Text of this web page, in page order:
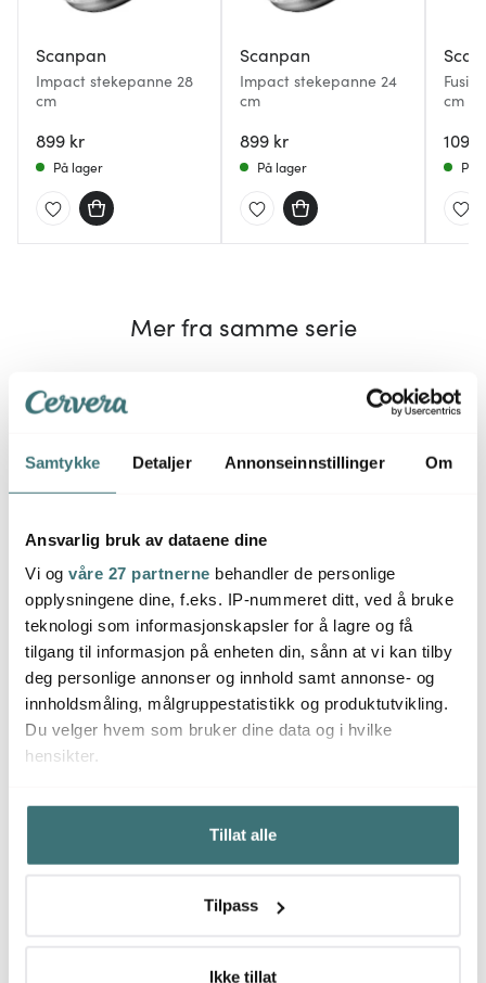
Samtykke Detaljer Annonseinnstillinger Om
Ansvarlig bruk av dataene dine
Vi og våre 27 partnerne behandler de personlige
opplysningene dine, f.eks. IP-nummeret ditt, ved å bruke
teknologi som informasjonskapsler for å lagre og få
tilgang til informasjon på enheten din, sånn at vi kan tilby
deg personlige annonser og innhold samt annonse- og
innholdsmåling, målgruppestatistikk og produktutvikling.
Du velger hvem som bruker dine data og i hvilke
hensikter.
Hvis du gir oss lov, vil vi også gjerne:
Innhente informasjon om den geografiske
beliggenheten din, som kan være nøyaktig innenfor
Identifisere enheten din ved å aktivt skanne den for
kan du lese om hvordan dine personlige
Tillat alle
Tilpass
Ikke tillat
Scanpan
Impact stekepanne 28
cm
899 kr
På lager
Scanpan
Impact stekepanne 24
cm
899 kr
På lager
cm
1099
På
Mer fra samme serie
Scanpan
Impact traktørpanne
m/lokk 28 cm
1799 kr
På lager
Scanpan
Impact glasslokk 24 cm
419 kr
På lager
Du kanskje også liker